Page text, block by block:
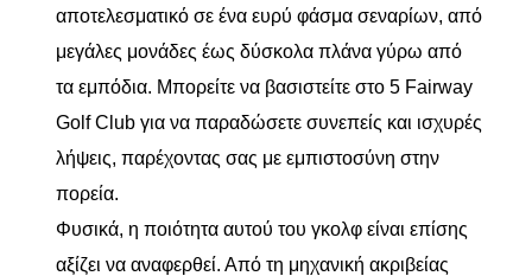
αποτελεσματικό σε ένα ευρύ φάσμα σεναρίων, από
μεγάλες μονάδες έως δύσκολα πλάνα γύρω από
τα εμπόδια. Μπορείτε να βασιστείτε στο 5 Fairway
Golf Club για να παραδώσετε συνεπείς και ισχυρές
λήψεις, παρέχοντας σας με εμπιστοσύνη στην
πορεία.
Φυσικά, η ποιότητα αυτού του γκολφ είναι επίσης
αξίζει να αναφερθεί. Από τη μηχανική ακριβείας